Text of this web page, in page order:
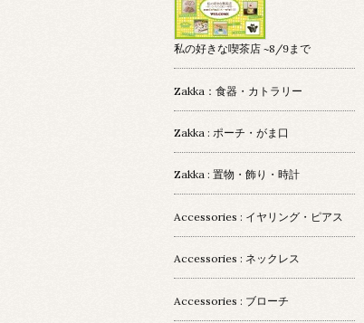
私の好きな喫茶店 ~8/9まで
Zakka：食器・カトラリー
Zakka : ポーチ・がま口
Zakka : 置物・飾り・時計
Accessories : イヤリング・ピアス
Accessories : ネックレス
Accessories : ブローチ